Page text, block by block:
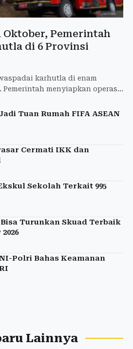
Pemerintah
di 6 Provinsi
karhutla di enam
menyiapkan operasi
Tuan Rumah FIFA ASEAN
Cermati IKK dan
Sekolah Terkait 995
Turunkan Skuad Terbaik
Polri Bahas Keamanan
Lainnya